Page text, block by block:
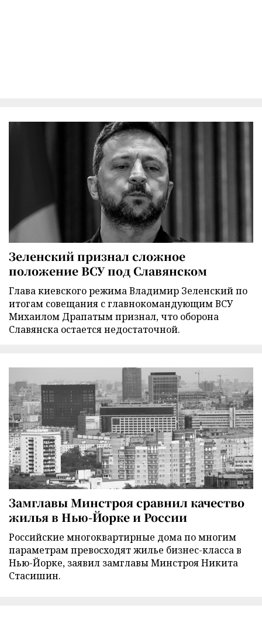
Зеленский признал сложное
положение ВСУ под Славянском
Глава киевского режима Владимир Зеленский по
итогам совещания с главнокомандующим ВСУ
Михаилом Драпатым признал, что оборона
Славянска остается недостаточной.
Замглавы Минстроя сравнил качество
жилья в Нью-Йорке и России
Российские многоквартирные дома по многим
параметрам превосходят жилье бизнес-класса в
Нью-Йорке, заявил замглавы Минстроя Никита
Стасишин.